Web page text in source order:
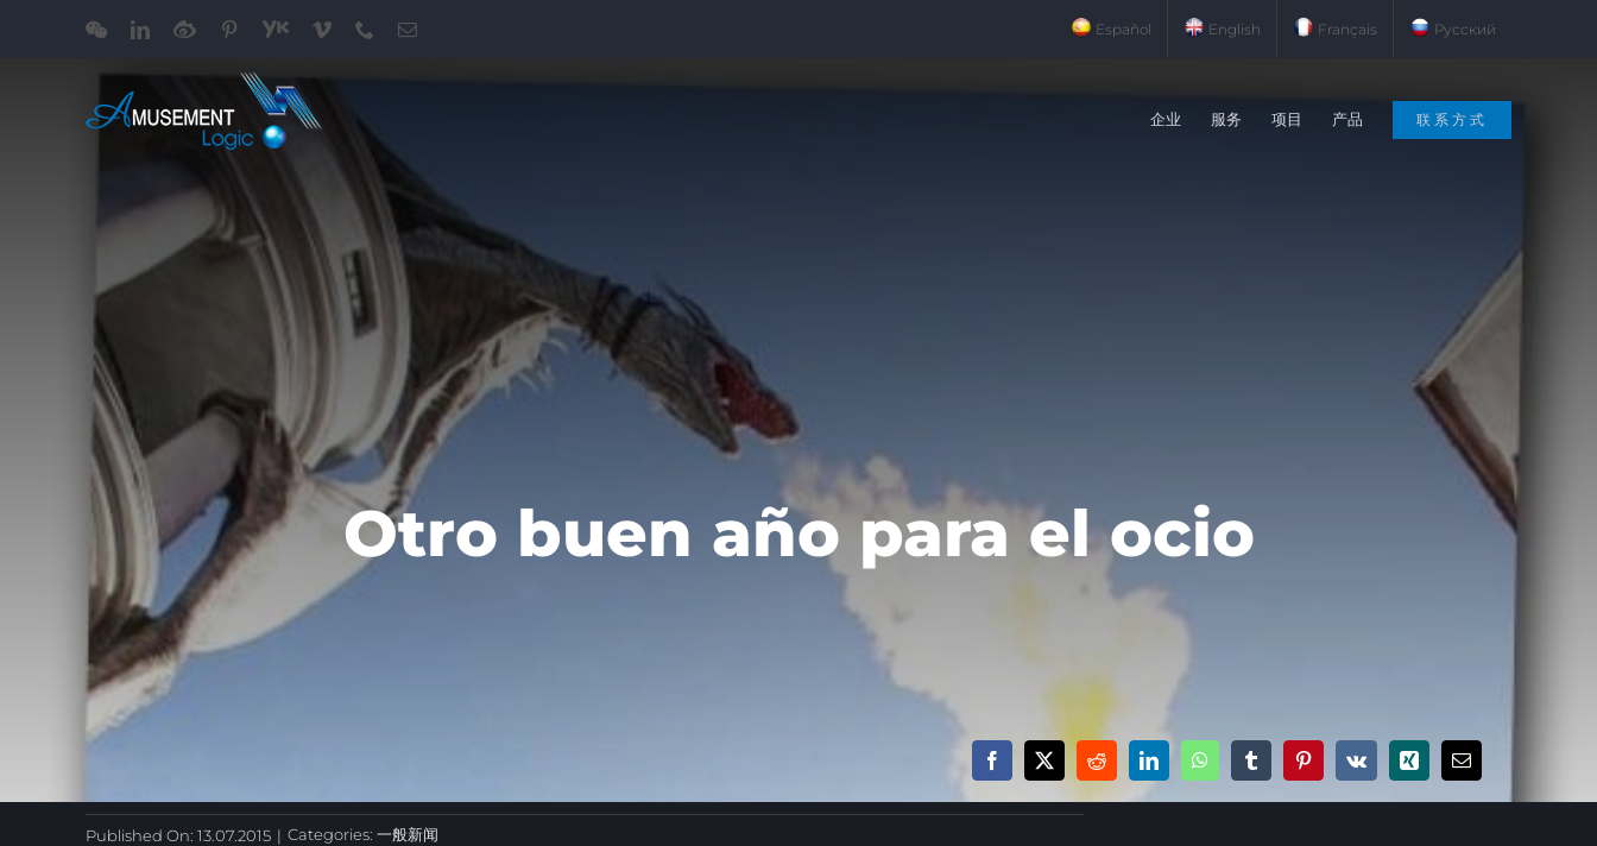
WeChatLinkedIn
Weibo Pinterest
Youku Vimeo Phone电
Español English Français Русский
企业 服务 项目 产品 联系方式
Otro buen año para el ocio
Published On: 13.07.2015 | Categories: 一般新闻